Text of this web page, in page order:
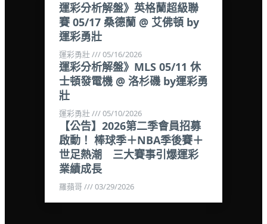
運彩分析解盤》英格蘭超級聯
賽 05/17 桑德蘭 @ 艾佛頓 by
運彩勇壯
運彩勇壯 05/16/2026
運彩分析解盤》MLS 05/11 休
士頓發電機 @ 洛杉磯 by運彩勇
壯
運彩勇壯 05/10/2026
【公告】2026第二季會員招募
啟動！ 棒球季＋NBA季後賽＋
世足熱潮 三大賽事引爆運彩
業績成長
羅蘋哥 03/29/2026